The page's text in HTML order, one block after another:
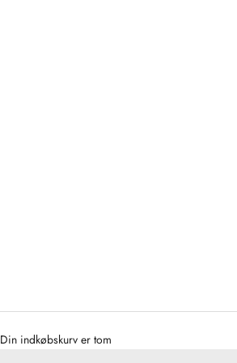
Din indkøbskurv er tom